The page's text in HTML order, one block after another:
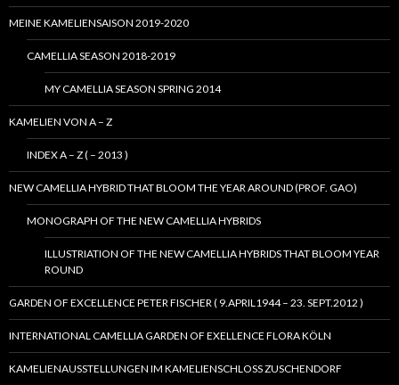
MEINE KAMELIENSAISON 2019-2020
CAMELLIA SEASON 2018-2019
MY CAMELLIA SEASON SPRING 2014
KAMELIEN VON A – Z
INDEX A – Z ( – 2013 )
NEW CAMELLIA HYBRID THAT BLOOM THE YEAR AROUND (PROF. GAO)
MONOGRAPH OF THE NEW CAMELLIA HYBRIDS
ILLUSTRIATION OF THE NEW CAMELLIA HYBRIDS THAT BLOOM YEAR
ROUND
GARDEN OF EXCELLENCE PETER FISCHER ( 9.APRIL1944 – 23. SEPT.2012 )
INTERNATIONAL CAMELLIA GARDEN OF EXELLENCE FLORA KÖLN
KAMELIENAUSSTELLUNGEN IM KAMELIENSCHLOSS ZUSCHENDORF